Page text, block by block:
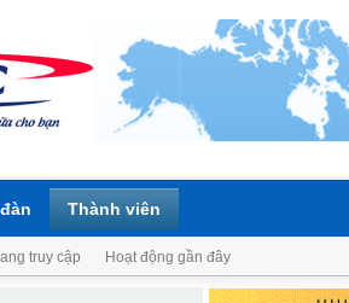
Thành viên
truy cập Hoạt động gần đây